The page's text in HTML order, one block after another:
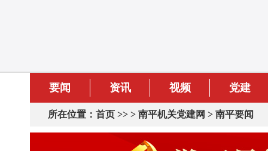
要闻 资讯 视频 党建
所在位置： 首页 >> > 南平机关党建网 > 南平要闻